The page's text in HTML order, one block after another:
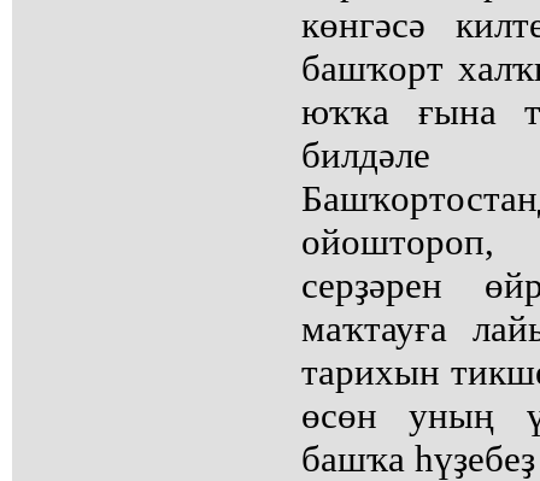
көнгәсә
башҡорт
юҡҡа ғына
серҙәрен
маҡтауға
тарихын
өсөн уның
башҡа